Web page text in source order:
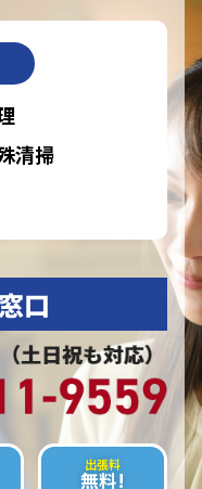
清掃
口
出張料
無料!